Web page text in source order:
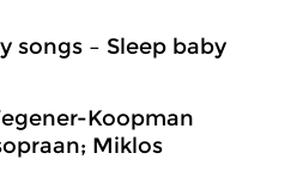
songs – Sleep baby
Koopman
Miklos